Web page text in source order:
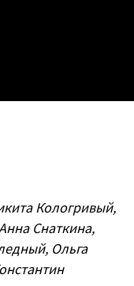
Кологривый,
Снаткина,
Ольга